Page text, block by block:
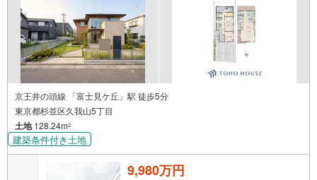
京王井の頭線 「富士見ケ丘」駅 徒歩5分
東京都杉並区久我山5丁目
土地128.24m2
建築条件付き土地
9,980万円